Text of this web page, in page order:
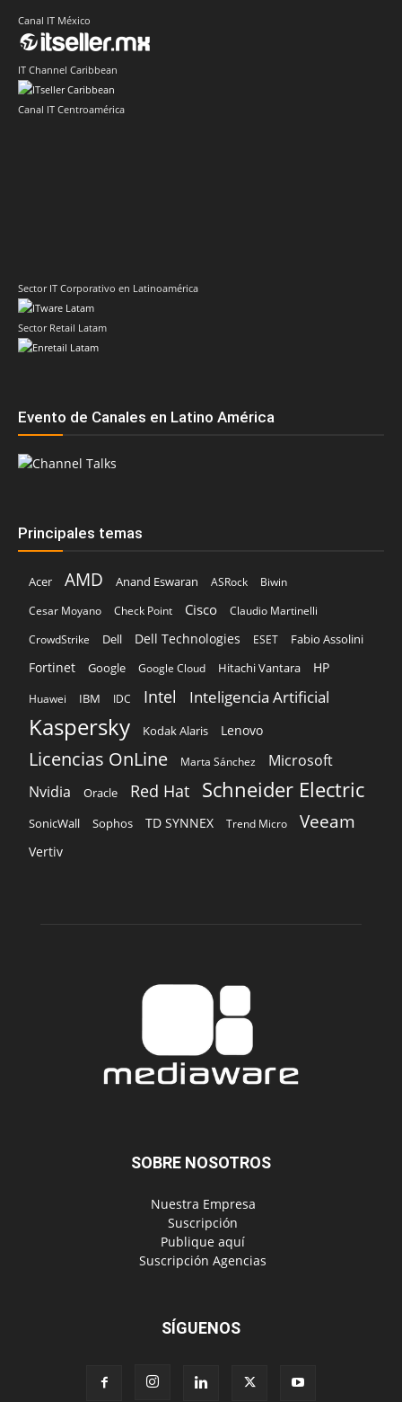
Canal IT México
IT Channel Caribbean
Canal IT Centroamérica
Sector IT Corporativo en Latinoamérica
Sector Retail Latam
Evento de Canales en Latino América
Principales temas
Acer AMD Anand Eswaran ASRock
Biwin
Cesar Moyano
Check Point Cisco
Claudio Martinelli
CrowdStrike
Dell Dell Technologies ESET Fabio Assolini
Fortinet Google Google Cloud Hitachi Vantara HP
Huawei IBM IDC Intel Inteligencia Artificial
Kaspersky Kodak Alaris Lenovo
Licencias OnLine Marta Sánchez
Microsoft
Nvidia
Oracle Red Hat Schneider Electric
SonicWall Sophos TD SYNNEX Trend Micro Veeam
Vertiv
SOBRE NOSOTROS
‎ Nuestra Empresa
‎ Suscripción
‎ Publique aquí
‎ Suscripción Agencias
SÍGUENOS